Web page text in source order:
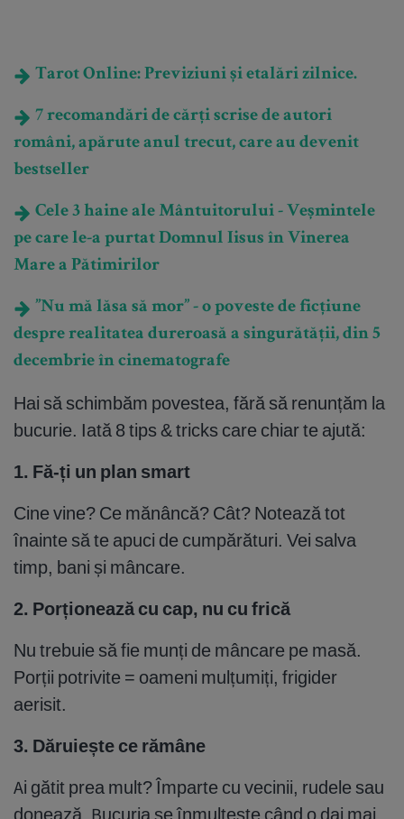
Tarot Online: Previziuni și etalări zilnice.
7 recomandări de cărți scrise de autori
români, apărute anul trecut, care au devenit
bestseller
Cele 3 haine ale Mântuitorului - Veșmintele
pe care le-a purtat Domnul Iisus în Vinerea
Mare a Pătimirilor
”Nu mă lăsa să mor” - o poveste de ficțiune
despre realitatea dureroasă a singurătății, din 5
decembrie în cinematografe
Hai să schimbăm povestea, fără să renunțăm la
bucurie. Iată 8 tips & tricks care chiar te ajută:
1. Fă-ți un plan smart
Cine vine? Ce mănâncă? Cât? Notează tot
înainte să te apuci de cumpărături. Vei salva
timp, bani și mâncare.
2. Porționează cu cap, nu cu frică
Nu trebuie să fie munți de mâncare pe masă.
Porții potrivite = oameni mulțumiți, frigider
aerisit.
3. Dăruiește ce rămâne
Ai gătit prea mult? Împarte cu vecinii, rudele sau
donează. Bucuria se înmulțește când o dai mai